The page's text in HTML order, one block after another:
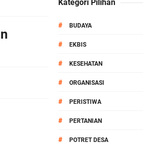
SDM Amil dan Kolaborasi
Jatim 2027
Kategori Pilihan
# BUDAYA
# EKBIS
# KESEHATAN
# ORGANISASI
# PERISTIWA
# PERTANIAN
# POTRET DESA